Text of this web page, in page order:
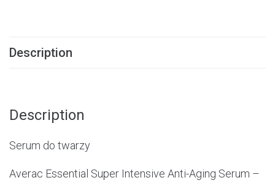
Description
Description
Serum do twarzy
Averac Essential Super Intensive Anti-Aging Serum –